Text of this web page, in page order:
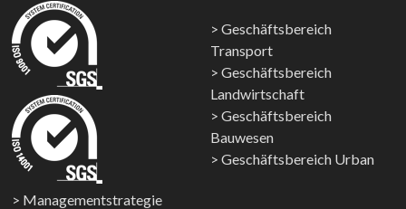
Managementstrategie
Geschäftsbereich
Transport
Geschäftsbereich
Landwirtschaft
Geschäftsbereich
Bauwesen
Geschäftsbereich Urban